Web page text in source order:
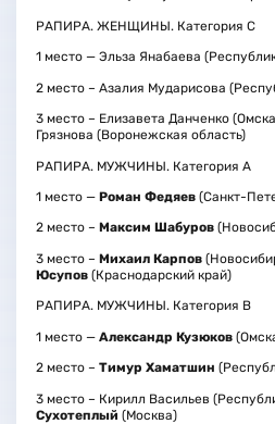
РАПИРА. ЖЕНЩИНЫ. Категория С
1 место — Эльза Янабаева
2 место – Азалия Мударисова
3 место – Елизавета Данченко
Грязнова (Воронежская область)
РАПИРА. МУЖЧИНЫ. Категория А
1 место — Роман Федяев(Санкт-
2 место – Максим Шабуров
3 место – Михаил Карпов
Юсупов(Краснодарский край)
РАПИРА. МУЖЧИНЫ. Категория В
1 место — Александр Кузюков
2 место – Тимур Хаматшин
3 место – Кирилл Васильев
Сухотеплый (Москва)